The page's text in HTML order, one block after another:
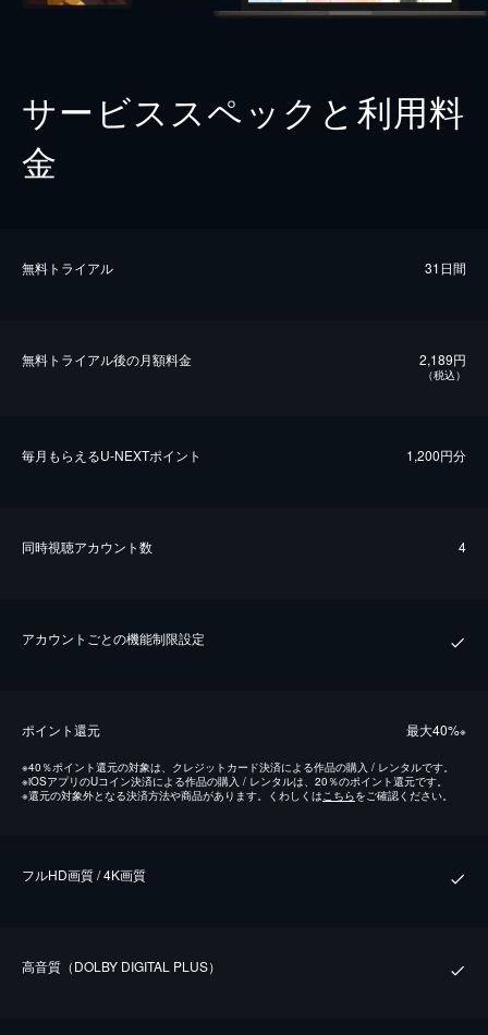
サービススペックと利用料
金
無料トライアル 31日間
無料トライアル後の⽉額料金 2,189円
（税込）
毎⽉もらえるU-NEXTポイント 1,200円分
同時視聴アカウント数 4
アカウントごとの機能制限設定
ポイント還元 最⼤40%※
※40％ポイント還元の対象は、クレジットカード決済による作品の購入 / レンタルです。
※iOSアプリのUコイン決済による作品の購入 / レンタルは、20％のポイント還元です。
※還元の対象外となる決済方法や商品があります。くわしくは こちらをご確認ください。
フルHD画質 / 4K画質
⾼⾳質（DOLBY DIGITAL PLUS）